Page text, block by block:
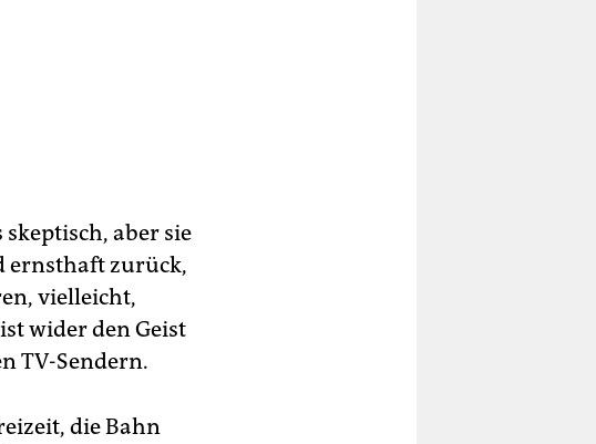
aber sie
ernsthaft zurück,
vielleicht,
wider den Geist
TV-Sendern.
die Bahn